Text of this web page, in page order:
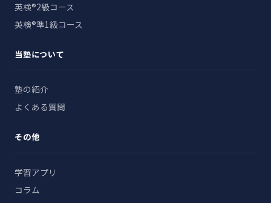
英検®2級コース
英検®準1級コース
当塾について
塾の紹介
よくある質問
その他
学習アプリ
コラム